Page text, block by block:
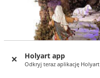
Holyart app
Odkryj teraz aplikację Holyart